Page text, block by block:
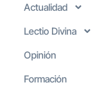
Actualidad
Lectio Divina
Opinión
Formación